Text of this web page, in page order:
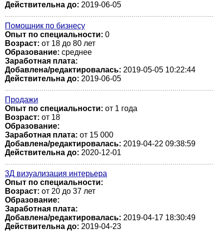
Действительна до: 2019-06-05
Помощник по бизнесу
Опыт по специальности: 0
Возраст: от 18 до 80 лет
Образование: среднее
Заработная плата:
Добавлена/редактировалась: 2019-05-05 10:22:44
Действительна до: 2019-06-05
Продажи
Опыт по специальности: от 1 года
Возраст: от 18
Образование:
Заработная плата: от 15 000
Добавлена/редактировалась: 2019-04-22 09:38:59
Действительна до: 2020-12-01
3Д визуализация интерьера
Опыт по специальности:
Возраст: от 20 до 37 лет
Образование:
Заработная плата:
Добавлена/редактировалась: 2019-04-17 18:30:49
Действительна до: 2019-04-23